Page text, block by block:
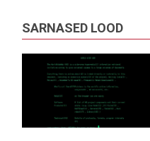
SARNASED LOOD